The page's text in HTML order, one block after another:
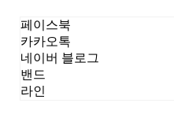
페이스북
카카오톡
네이버 블로그
밴드
라인